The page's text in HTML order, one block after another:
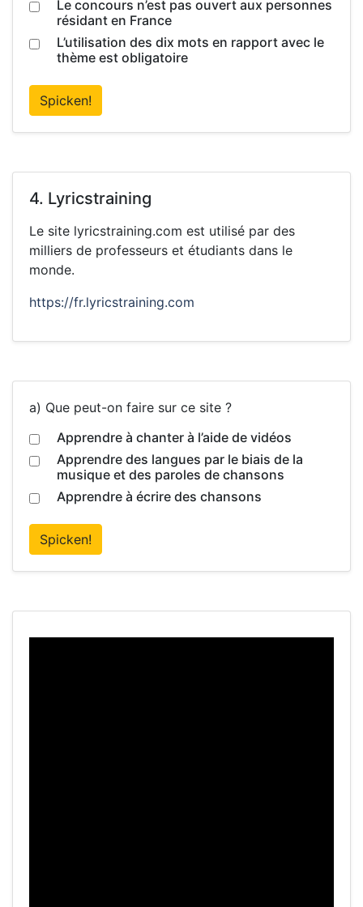
Le concours n’est pas ouvert aux personnes
résidant en France
L’utilisation des dix mots en rapport avec le
thème est obligatoire
Spicken!
4. Lyricstraining
Le site lyricstraining.com est utilisé par des
milliers de professeurs et étudiants dans le
monde.
https://fr.lyricstraining.com
a) Que peut-on faire sur ce site ?
Apprendre à chanter à l’aide de vidéos
Apprendre des langues par le biais de la
musique et des paroles de chansons
Apprendre à écrire des chansons
Spicken!